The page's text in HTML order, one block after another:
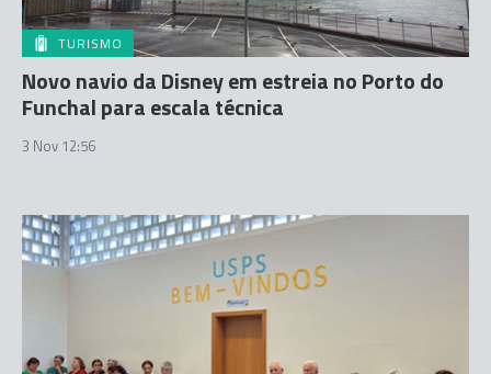
TURISMO
Novo navio da Disney em estreia no Porto do
Funchal para escala técnica
3 Nov 12:56